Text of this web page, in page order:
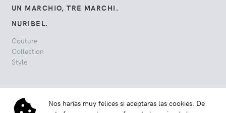
UN MARCHIO, TRE MARCHI.
NURIBEL.
Couture
Collection
Style
Nos harías muy felices si aceptaras las cookies. De